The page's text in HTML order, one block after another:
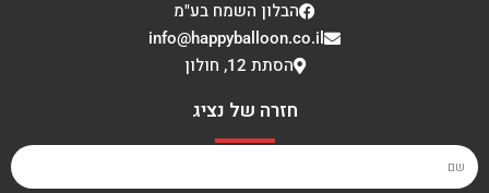
הבלון השמח בע"מ
info@happyballoon.co.il
הסתת 12, חולון
חזרה של נציג